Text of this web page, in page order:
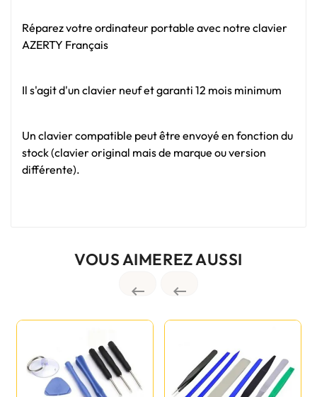
Réparez votre ordinateur portable avec notre clavier
AZERTY Français
Il s'agit d'un clavier neuf et garanti 12 mois minimum
Un clavier compatible peut être envoyé en fonction du
stock (clavier original mais de marque ou version
différente).
VOUS AIMEREZ AUSSI
 